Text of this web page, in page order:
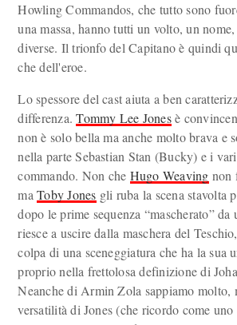
Howling Commandos, che tutto sono
una massa, hanno tutti un volto, un
diverse. Il trionfo del Capitano è quindi
che dell'eroe.
Lo spessore del cast aiuta a ben
differenza.Tommy Lee Jonesè
non è solo bella ma anche molto brava e
nella parte Sebastian Stan (Bucky) e i
commando. Non che Hugo Weaving non
maToby Jones gli ruba la scena stavolta
dopo le prime sequenza “mascherato”
riesce a uscire dalla maschera del
colpa di una sceneggiatura che ha la sua
proprio nella frettolosa definizione di
Neanche di Armin Zola sappiamo molto,
versatilità di Jones (che ricordo come